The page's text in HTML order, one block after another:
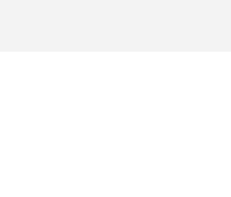
a 606 |CEP: 70.304-900